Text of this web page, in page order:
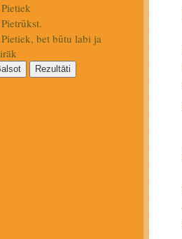
Pietiek
Pietrūkst.
Pietiek, bet būtu labi ja